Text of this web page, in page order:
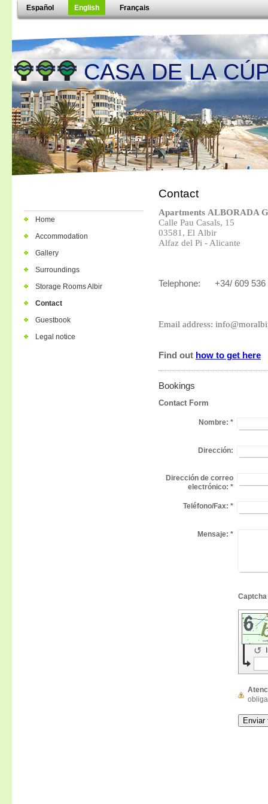
Español English Français
CASA DE LA
Home
Accommodation
Gallery
Surroundings
Storage Rooms Albir
Contact
Guestbook
Legal notice
Contact
Apartments ALBORADA
Calle Pau Casals, 15
03581, El Albir
Alfaz del Pi - Alicante
Telephone: +34/ 609
Email address:
Find out how to get here
Bookings
Contact Form
Nombre: *
Dirección:
Dirección de correo
electrónico: *
Teléfono/Fax: *
Mensaje: *
↺